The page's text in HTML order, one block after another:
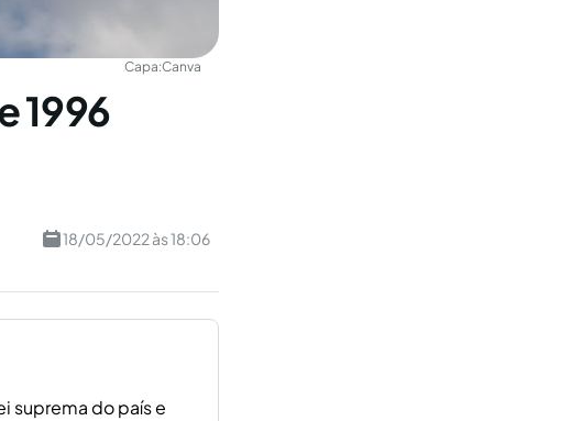
Capa:Canva
1996
18/05/2022 às 18:06
suprema do país e